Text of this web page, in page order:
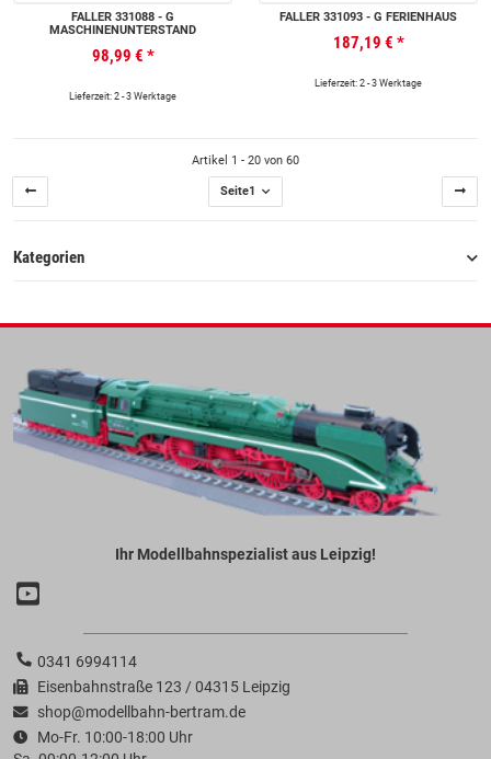
FALLER 331088 - G
MASCHINENUNTERSTAND
98,99 € *
Lieferzeit: 2 - 3 Werktage
FALLER 331093 - G FERIENHAUS
187,19 € *
Lieferzeit: 2 - 3 Werktage
Artikel 1 - 20 von 60
Seite1
Kategorien
Ihr Modellbahnspezialist aus Leipzig!
0341 6994114
Eisenbahnstraße 123 / 04315 Leipzig
shop@modellbahn-bertram.de
Mo-Fr. 10:00-18:00 Uhr